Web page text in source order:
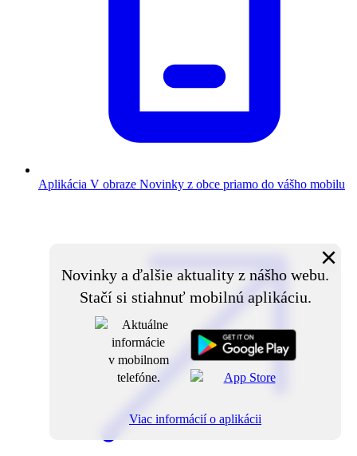
Aplikácia V obraze Novinky z obce priamo do vášho mobilu
Novinky a ďalšie aktuality z nášho webu.
Stačí si stiahnuť mobilnú aplikáciu.
×
Viac informácií o aplikácii